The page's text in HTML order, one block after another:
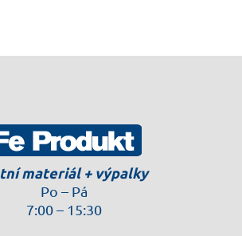
materiál + výpalky
Po – Pá
7:00 – 15:30